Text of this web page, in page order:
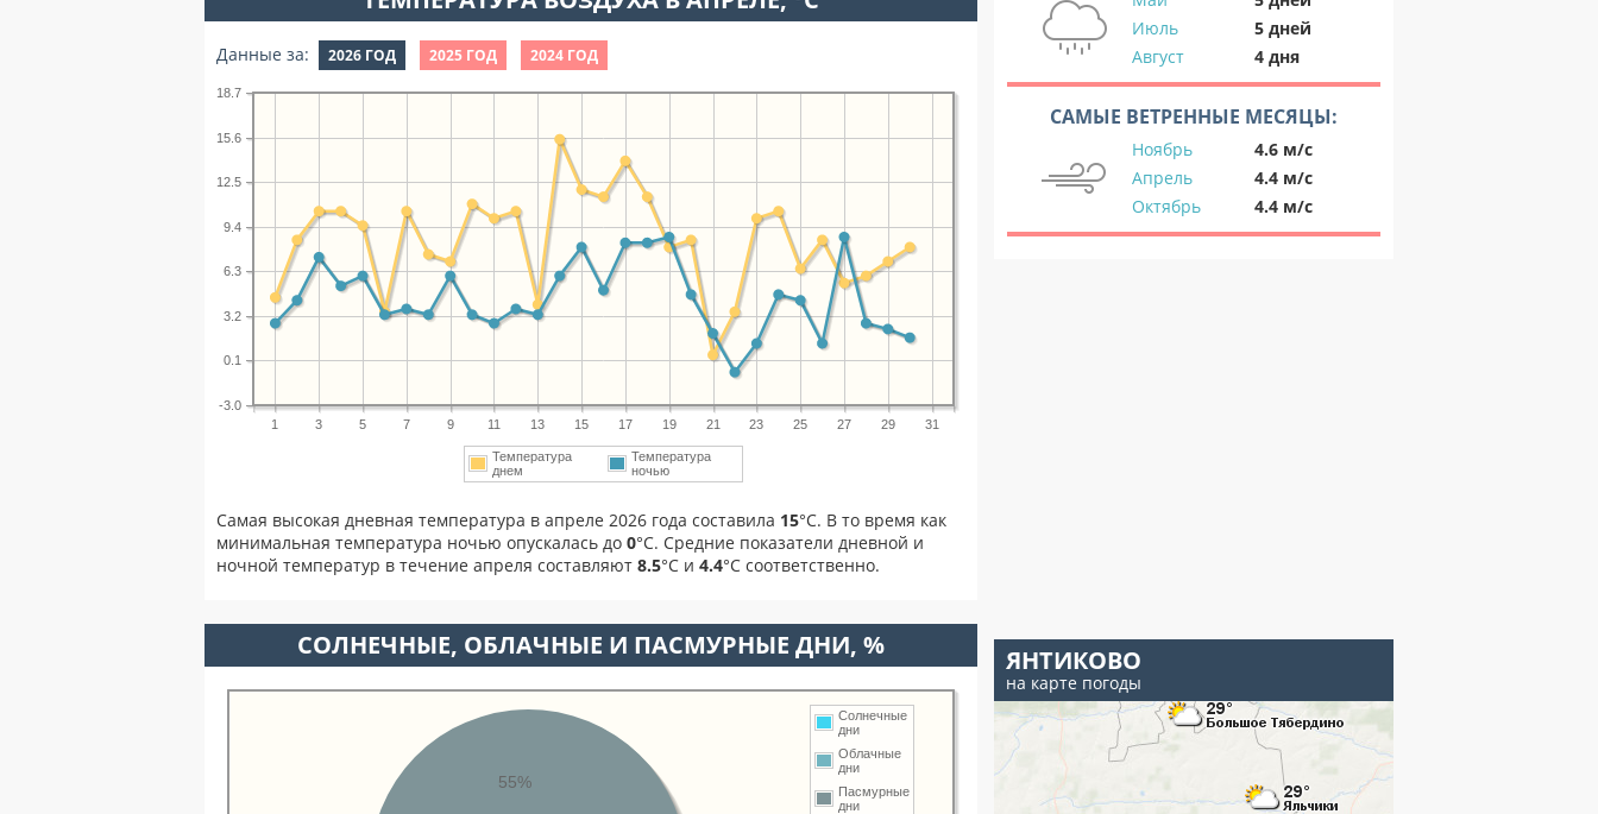
Данные за: 2026 ГОД 2025 ГОД 2024 ГОД
1 3 5 7 9 11 13 15 17 19 21 23 25 27 29 31
-3.0
0.1
3.2
6.3
9.4
12.5
15.6
18.7
Температура
днем
Температура
ночью
Самая высокая дневная температура в апреле 2026 года составила 15°С. В то время как
минимальная температура ночью опускалась до 0°C. Средние показатели дневной и
ночной температур в течение апреля составляют 8.5°С и 4.4°С соответственно.
CОЛНЕЧНЫЕ, ОБЛАЧНЫЕ И ПАСМУРНЫЕ ДНИ, %
Солнечные
дни
Облачные
дни
Пасмурные
дни
55%
Июль
5 дней
Август
4 дня
САМЫЕ ВЕТРЕННЫЕ МЕСЯЦЫ:
Ноябрь
4.6 м/с
Апрель
4.4 м/с
Октябрь
4.4 м/с
ЯНТИКОВО
на карте погоды